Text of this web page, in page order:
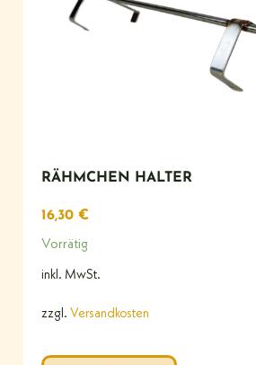
RÄHMCHEN HALTER
16,30 €
Vorrätig
inkl. MwSt.
zzgl. Versandkosten